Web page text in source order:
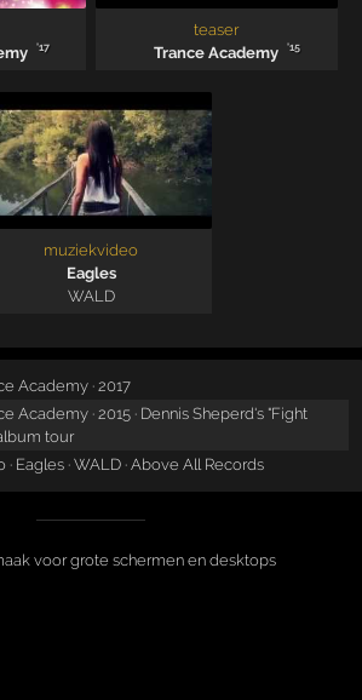
'17
teaser
Trance Academy
'15
muziekvideo
Eagles
WALD
Academy · 2017
Academy · 2015 · Dennis Sheperd's "Fight
tour
Eagles · WALD · Above All Records
voor grote schermen en desktops